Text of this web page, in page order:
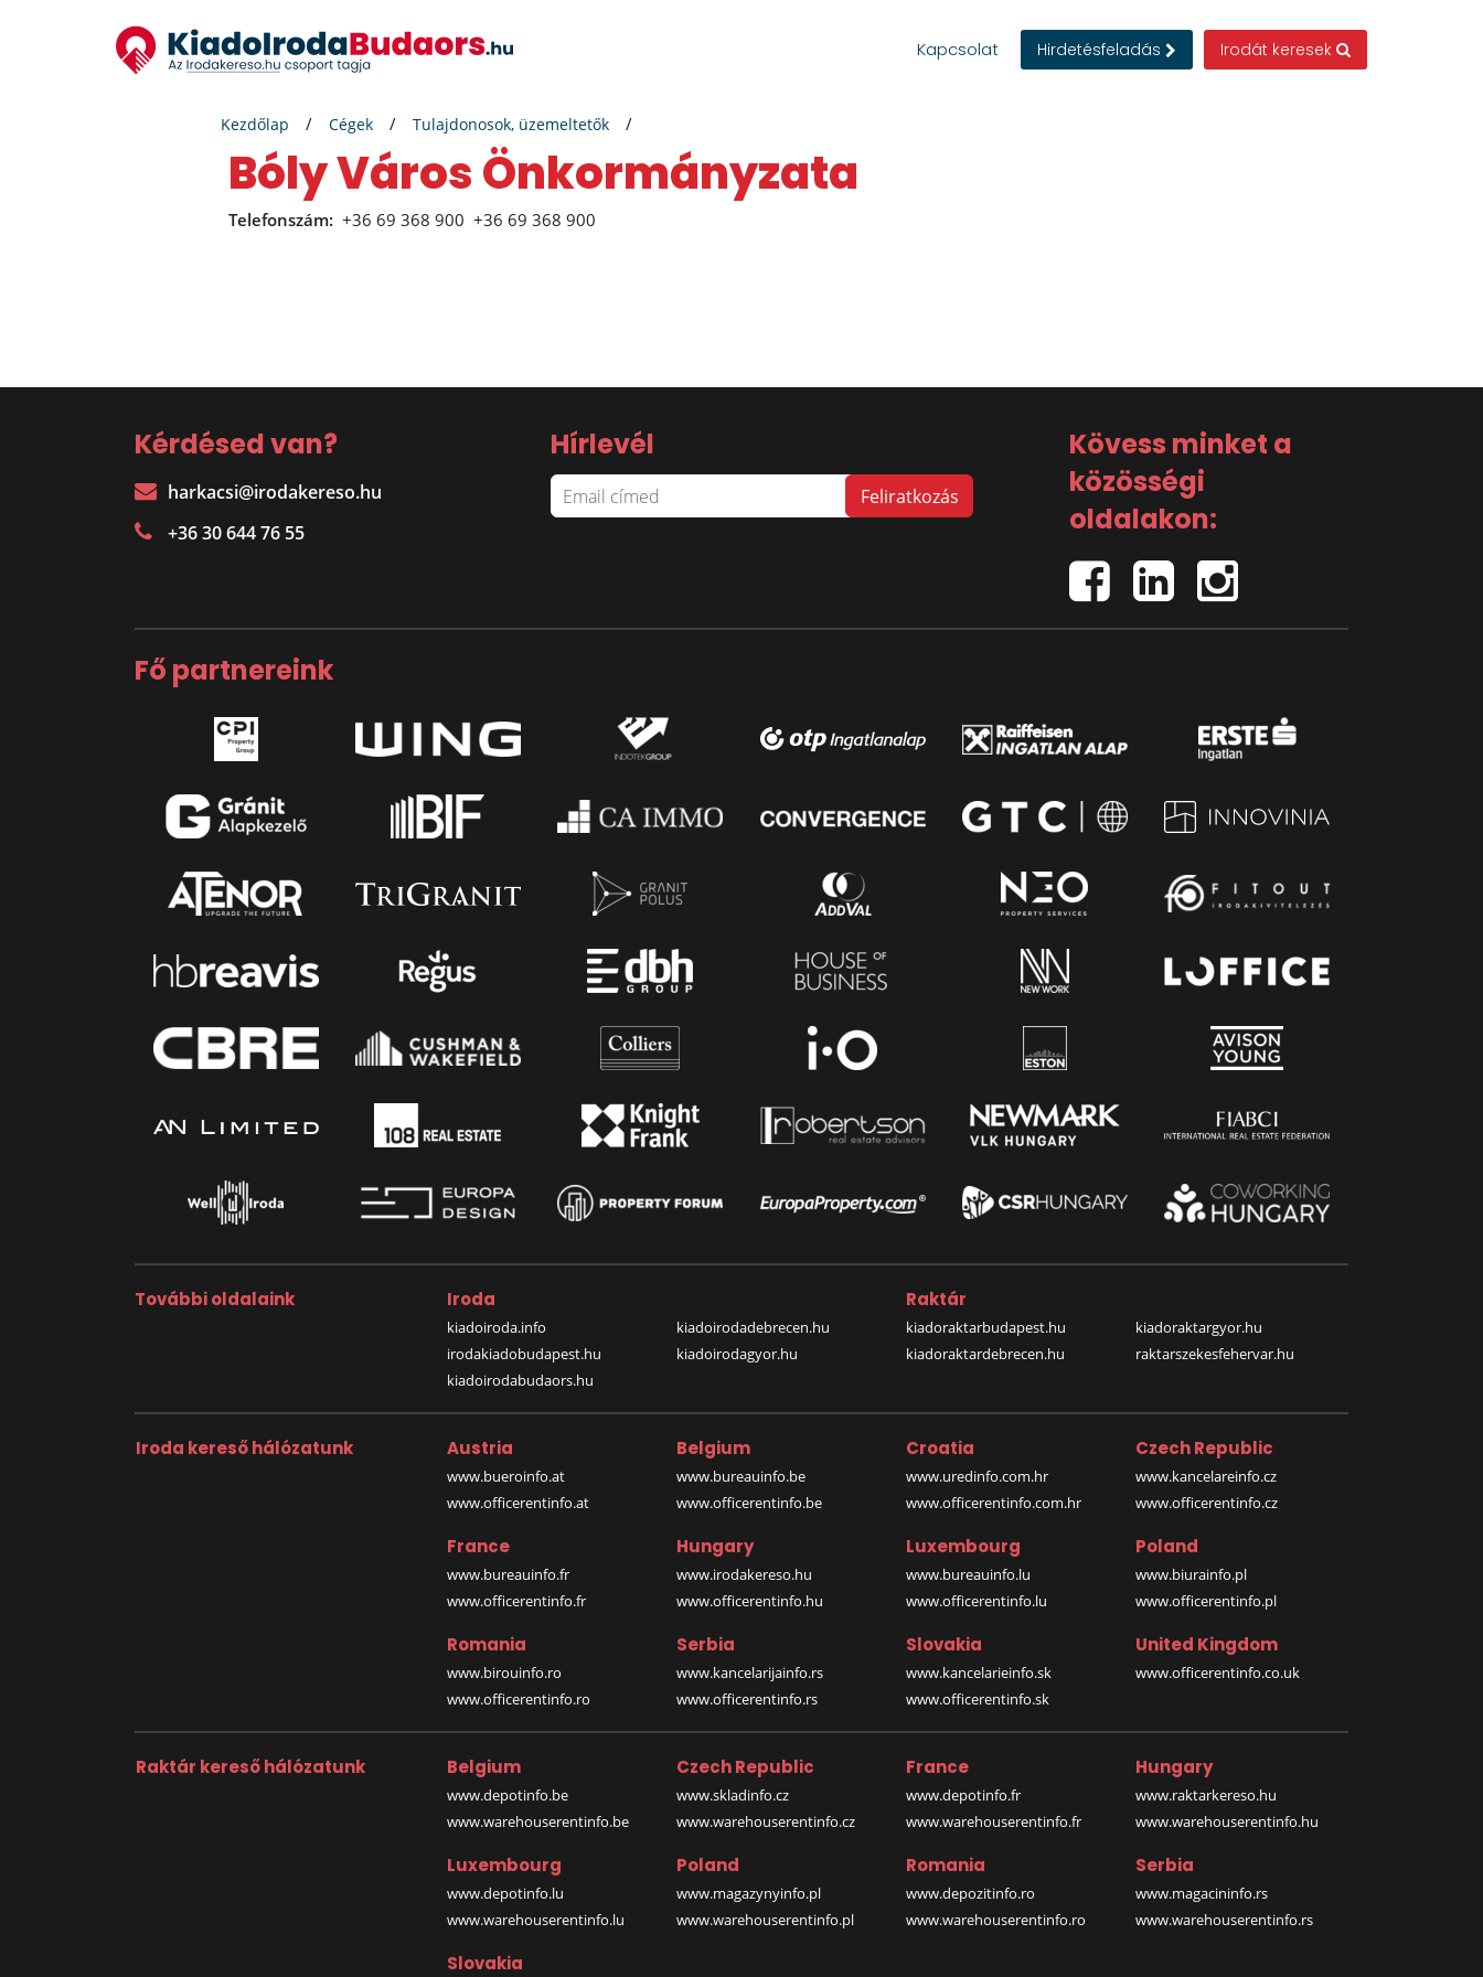
Kapcsolat Hirdetésfeladás Irodát keresek
Kezdőlap Cégek Tulajdonosok, üzemeltetők
Bóly Város Önkormányzata
Telefonszám: +36 69 368 900 +36 69 368 900
Kérdésed van?
harkacsi@irodakereso.hu
+36 30 644 76 55
Hírlevél
Kövess minket a
közösségi
oldalakon:
Fő partnereink
További oldalaink Iroda
kiadoiroda.info
irodakiadobudapest.hu
kiadoirodabudaors.hu
kiadoirodadebrecen.hu
kiadoirodagyor.hu
Raktár
kiadoraktarbudapest.hu
kiadoraktardebrecen.hu
kiadoraktargyor.hu
raktarszekesfehervar.hu
Iroda kereső hálózatunk Austria
www.bueroinfo.at
www.officerentinfo.at
Belgium
www.bureauinfo.be
www.officerentinfo.be
Croatia
www.uredinfo.com.hr
www.officerentinfo.com.hr
Czech Republic
www.kancelareinfo.cz
www.officerentinfo.cz
France
www.bureauinfo.fr
www.officerentinfo.fr
Hungary
www.irodakereso.hu
www.officerentinfo.hu
Luxembourg
www.bureauinfo.lu
www.officerentinfo.lu
Poland
www.biurainfo.pl
www.officerentinfo.pl
Romania
www.birouinfo.ro
www.officerentinfo.ro
Serbia
www.kancelarijainfo.rs
www.officerentinfo.rs
Slovakia
www.kancelarieinfo.sk
www.officerentinfo.sk
United Kingdom
www.officerentinfo.co.uk
Raktár kereső hálózatunk Belgium
www.depotinfo.be
www.warehouserentinfo.be
Czech Republic
www.skladinfo.cz
www.warehouserentinfo.cz
France
www.depotinfo.fr
www.warehouserentinfo.fr
Hungary
www.raktarkereso.hu
www.warehouserentinfo.hu
Luxembourg
www.depotinfo.lu
www.warehouserentinfo.lu
Poland
www.magazynyinfo.pl
www.warehouserentinfo.pl
Romania
www.depozitinfo.ro
www.warehouserentinfo.ro
Serbia
www.magacininfo.rs
www.warehouserentinfo.rs
Slovakia